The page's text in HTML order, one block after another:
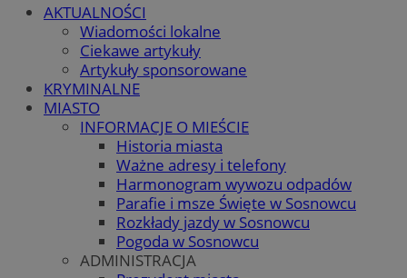
AKTUALNOŚCI
Wiadomości lokalne
Ciekawe artykuły
Artykuły sponsorowane
KRYMINALNE
MIASTO
INFORMACJE O MIEŚCIE
Historia miasta
Ważne adresy i telefony
Harmonogram wywozu odpadów
Parafie i msze Święte w Sosnowcu
Rozkłady jazdy w Sosnowcu
Pogoda w Sosnowcu
ADMINISTRACJA